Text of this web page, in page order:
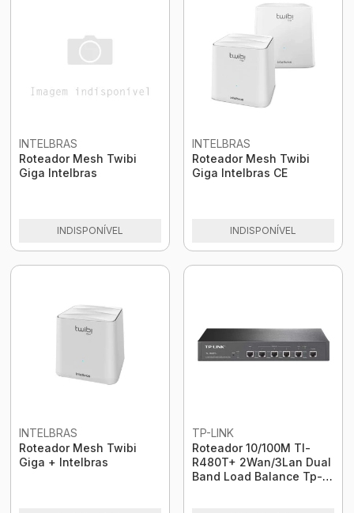
INTELBRAS
Roteador Mesh Twibi
Giga Intelbras
INDISPONÍVEL
INTELBRAS
Roteador Mesh Twibi
Giga Intelbras CE
INDISPONÍVEL
INTELBRAS
Roteador Mesh Twibi
Giga + Intelbras
TP-LINK
Roteador 10/100M Tl-
R480T+ 2Wan/3Lan Dual
Band Load Balance Tp-